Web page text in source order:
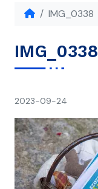
IMG_0338
IMG_0338
2023-09-24